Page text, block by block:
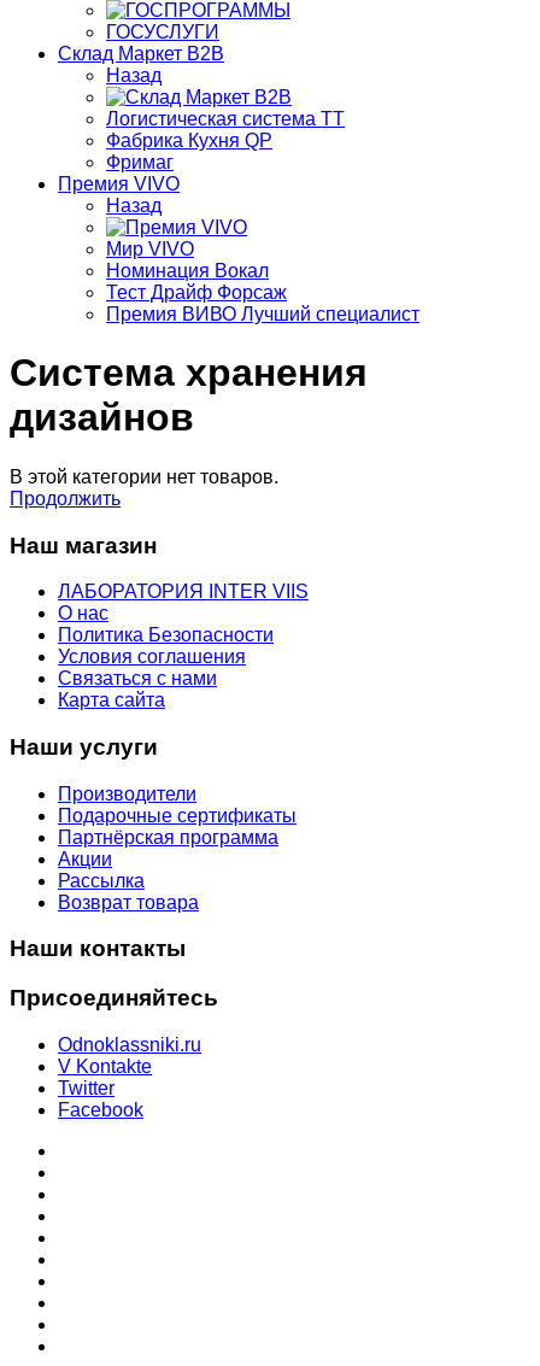
ГОСУСЛУГИ
Склад Маркет В2В
Назад
Логистическая система ТТ
Фабрика Кухня QP
Фримаг
Премия VIVO
Назад
Мир VIVO
Номинация Вокал
Тест Драйф Форсаж
Премия ВИВО Лучший специалист
Система хранения
дизайнов
В этой категории нет товаров.
Продолжить
Наш магазин
ЛАБОРАТОРИЯ INTER VIIS
О нас
Политика Безопасности
Условия соглашения
Связаться с нами
Карта сайта
Наши услуги
Производители
Подарочные сертификаты
Партнёрская программа
Акции
Рассылка
Возврат товара
Наши контакты
Присоединяйтесь
Odnoklassniki.ru
V Kontakte
Twitter
Facebook